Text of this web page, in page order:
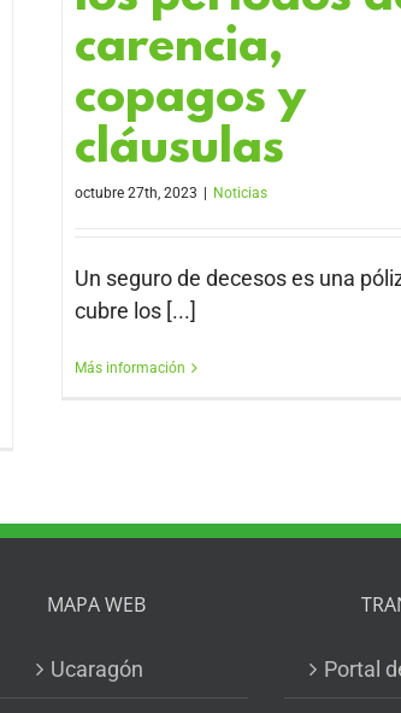
carencia,
copagos y
cláusulas
octubre 27th, 2023 Noticias
Un seguro de decesos es una
cubre los [...]
Más información
MAPA WEB
Ucaragón Portal